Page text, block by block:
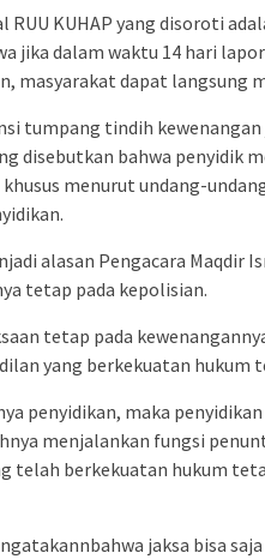
RUU KUHAP yang disoroti
jika dalam waktu 14 hari
masyarakat dapat langsung
tumpang tindih kewenangan
disebutkan bahwa penyidik
menurut undang-
alasan Pengacara Maqdir
tetap pada kepolisian.
tetap pada
yang berkekuatan hukum
penyidikan, maka
menjalankan fungsi
telah berkekuatan hukum
jaksa bisa